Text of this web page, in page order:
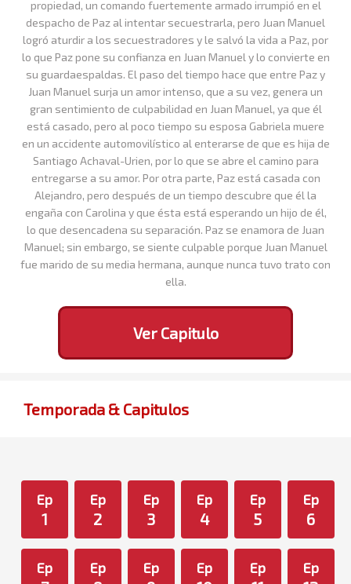
propiedad, un comando fuertemente armado irrumpió en el
despacho de Paz al intentar secuestrarla, pero Juan Manuel
logró aturdir a los secuestradores y le salvó la vida a Paz, por
lo que Paz pone su confianza en Juan Manuel y lo convierte en
su guardaespaldas. El paso del tiempo hace que entre Paz y
Juan Manuel surja un amor intenso, que a su vez, genera un
gran sentimiento de culpabilidad en Juan Manuel, ya que él
está casado, pero al poco tiempo su esposa Gabriela muere
en un accidente automovilístico al enterarse de que es hija de
Santiago Achaval-Urien, por lo que se abre el camino para
entregarse a su amor. Por otra parte, Paz está casada con
Alejandro, pero después de un tiempo descubre que él la
engaña con Carolina y que ésta está esperando un hijo de él,
lo que desencadena su separación. Paz se enamora de Juan
Manuel; sin embargo, se siente culpable porque Juan Manuel
fue marido de su media hermana, aunque nunca tuvo trato con
ella.
Ver Capitulo
Temporada & Capitulos
Ep
1
Ep
2
Ep
3
Ep
4
Ep
5
Ep
6
Ep Ep Ep Ep Ep Ep